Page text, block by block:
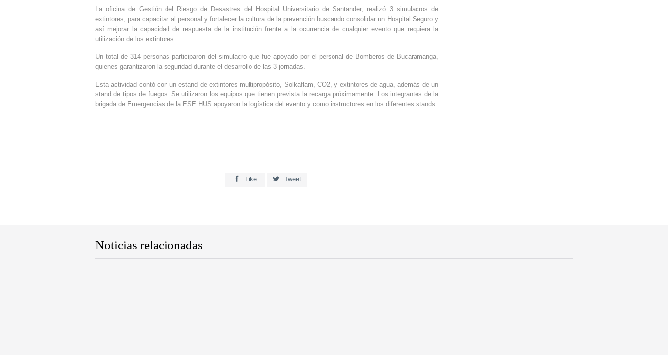
La oficina de Gestión del Riesgo de Desastres del Hospital Universitario de Santander, realizó 3 simulacros de
extintores, para capacitar al personal y fortalecer la cultura de la prevención buscando consolidar un Hospital Seguro y
así mejorar la capacidad de respuesta de la institución frente a la ocurrencia de cualquier evento que requiera la
utilización de los extintores.
Un total de 314 personas participaron del simulacro que fue apoyado por el personal de Bomberos de Bucaramanga,
quienes garantizaron la seguridad durante el desarrollo de las 3 jornadas.
Esta actividad contó con un estand de extintores multipropósito, Solkaflam, CO2, y extintores de agua, además de un
stand de tipos de fuegos. Se utilizaron los equipos que tienen prevista la recarga próximamente. Los integrantes de la
brigada de Emergencias de la ESE HUS apoyaron la logística del evento y como instructores en los diferentes stands.
 Like  Tweet
Noticias relacionadas